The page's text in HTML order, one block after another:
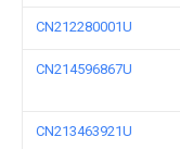
CN212280001U
CN214596867U
CN213463921U